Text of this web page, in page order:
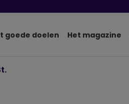
goede doelen Het magazine